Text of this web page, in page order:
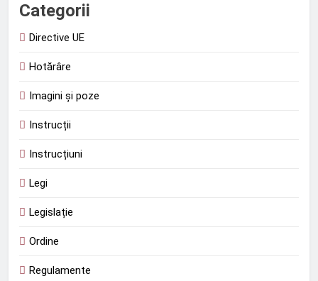
Categorii
Directive UE
Hotărâre
Imagini și poze
Instrucții
Instrucțiuni
Legi
Legislație
Ordine
Regulamente